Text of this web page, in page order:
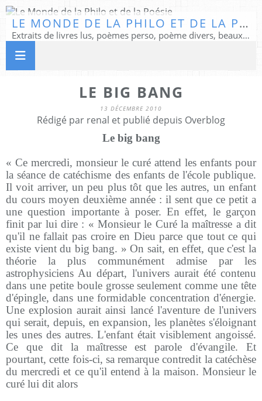
LE MONDE DE LA PHILO ET DE LA POÉSIE
Extraits de livres lus, poèmes perso, poème divers, beaux textes...
LE BIG BANG
13 DÉCEMBRE 2010
Rédigé par renal et publié depuis Overblog
Le big bang
« Ce mercredi, monsieur le curé attend les enfants pour
la séance de catéchisme des enfants de l'école publique.
Il voit arriver, un peu plus tôt que les autres, un enfant
du cours moyen deuxième année : il sent que ce petit a
une question importante à poser. En effet, le garçon
finit par lui dire : « Monsieur le Curé la maîtresse a dit
qu'il ne fallait pas croire en Dieu parce que tout ce qui
existe vient du big bang. » On sait, en effet, que c'est la
théorie la plus communément admise par les
astrophysiciens Au départ, l'univers aurait été contenu
dans une petite boule grosse seulement comme une tête
d'épingle, dans une formidable concentration d'énergie.
Une explosion aurait ainsi lancé l'aventure de l'univers
qui serait, depuis, en expansion, les planètes s'éloignant
les unes des autres. L'enfant était visiblement angoissé.
Ce que dit la maîtresse est parole d'évangile. Et
pourtant, cette fois-ci, sa remarque contredit la catéchèse
du mercredi et ce qu'il entend à la maison. Monsieur le
curé lui dit alors